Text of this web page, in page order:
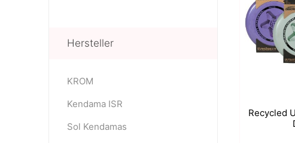
Recycled
Hersteller
KROM
Kendama ISR
Sol Kendamas